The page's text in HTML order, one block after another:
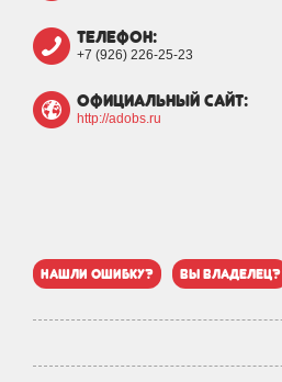
телефон:
+7 (926) 226-25-23
официальный сайт:
http://adobs.ru
нашли ошибку? вы владелец?